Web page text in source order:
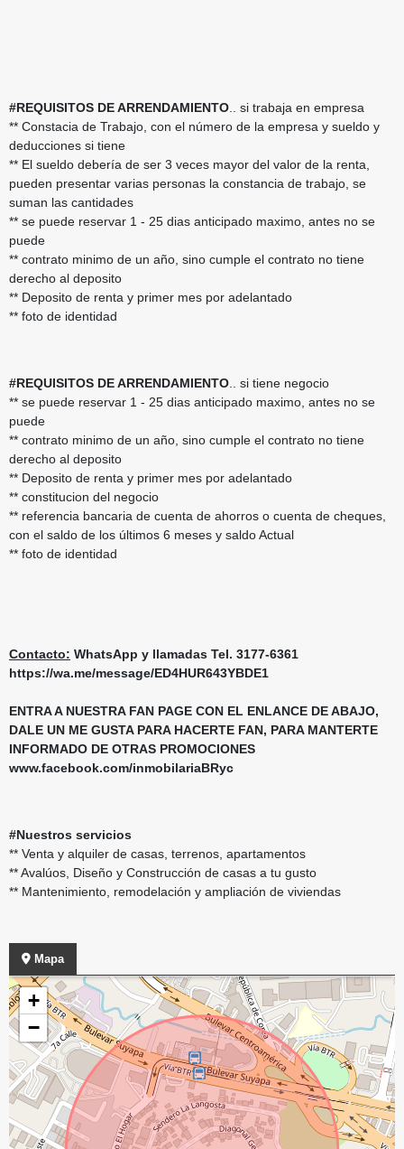
#REQUISITOS DE ARRENDAMIENTO .. si trabaja en empresa
** Constacia de Trabajo, con el número de la empresa y sueldo y
deducciones si tiene
** El sueldo debería de ser 3 veces mayor del valor de la renta,
pueden presentar varias personas la constancia de trabajo, se
suman las cantidades
** se puede reservar 1 - 25 dias anticipado maximo, antes no se
puede
** contrato minimo de un año, sino cumple el contrato no tiene
derecho al deposito
** Deposito de renta y primer mes por adelantado
** foto de identidad
#REQUISITOS DE ARRENDAMIENTO .. si tiene negocio
** se puede reservar 1 - 25 dias anticipado maximo, antes no se
puede
** contrato minimo de un año, sino cumple el contrato no tiene
derecho al deposito
** Deposito de renta y primer mes por adelantado
** constitucion del negocio
** referencia bancaria de cuenta de ahorros o cuenta de cheques,
con el saldo de los últimos 6 meses y saldo Actual
** foto de identidad
Contacto: WhatsApp y llamadas Tel. 3177-6361
https://wa.me/message/ED4HUR643YBDE1
ENTRA A NUESTRA FAN PAGE CON EL ENLANCE DE ABAJO,
DALE UN ME GUSTA PARA HACERTE FAN, PARA MANTERTE
INFORMADO DE OTRAS PROMOCIONES
www.facebook.com/inmobilariaBRyc
#Nuestros servicios
** Venta y alquiler de casas, terrenos, apartamentos
** Avalúos, Diseño y Construcción de casas a tu gusto
** Mantenimiento, remodelación y ampliación de viviendas
Mapa
+
−